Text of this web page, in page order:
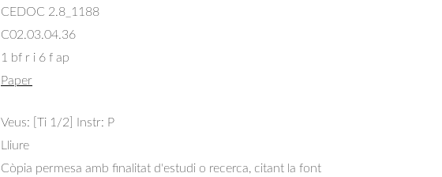
CEDOC 2.8_1188
C02.03.04.36
1 bf r i 6 f ap
Paper
Veus: [Ti 1/2] Instr: P
Lliure
Còpia permesa amb finalitat d'estudi o recerca, citant la font